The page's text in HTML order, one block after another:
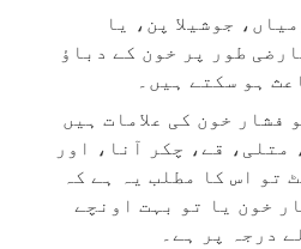
جوشیلا پن، یا
طور پر خون کے دباؤ
ہو سکتے ہیں۔
فشار خون کی علامات ہیں
متلی، قے، چکر آنا، اور
تو اس کا مطلب یہ ہے کہ
خون یا تو بہت اونچے
درجہ پر ہے۔